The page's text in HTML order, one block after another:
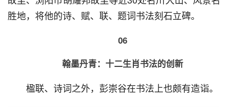
胜地，将他的诗、赋、联、题词书法刻石立碑。
06
翰墨丹青：十二生肖书法的创新
楹联、诗词之外，彭崇谷在书法上也颇有造诣。